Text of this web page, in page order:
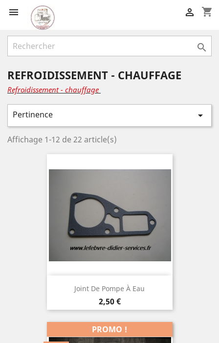
 shopping_cart


REFROIDISSEMENT - CHAUFFAGE
Refroidissement - chauffage
Pertinence 
Affichage 1-12 de 22 article(s)
Joint De Pompe À Eau
Prix
2,50 €
PROMO !